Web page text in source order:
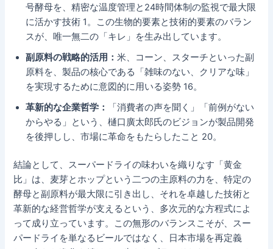
号酵母を、精密な温度管理と24時間体制の監視で最大限
に活かす技術 1。この生物的要素と技術的要素のバラン
スが、唯一無二の「キレ」を生み出しています。
副原料の戦略的活用：米、コーン、スターチといった副
原料を、製品の核心である「雑味のない、クリアな味」
を実現するために意図的に用いる姿勢 16。
革新的な企業哲学：
「消費者の声を聞く」「前例がない
からやる」という、樋口廣太郎氏のビジョンが製品開発
を後押しし、市場に革命をもたらしたこと 20。
結論として、スーパードライの味わいを織りなす「黄金
比」は、麦芽とホップという二つの主原料の力を、特定の
酵母と副原料が最大限に引き出し、それを卓越した技術と
革新的な経営哲学が支えるという、多次元的な方程式によ
って成り立っています。この無形のバランスこそが、スー
パードライを単なるビールではなく、日本市場を再定義